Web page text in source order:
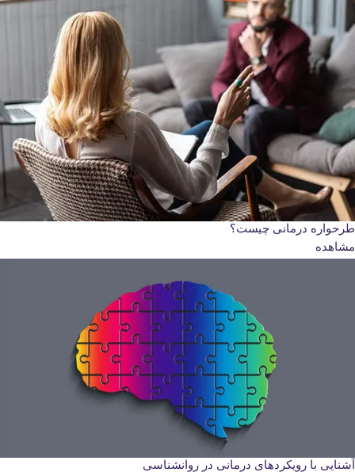
طرحواره درمانی چیست؟
مشاهده
آشنایی با رویکردهای درمانی در روانشناسی